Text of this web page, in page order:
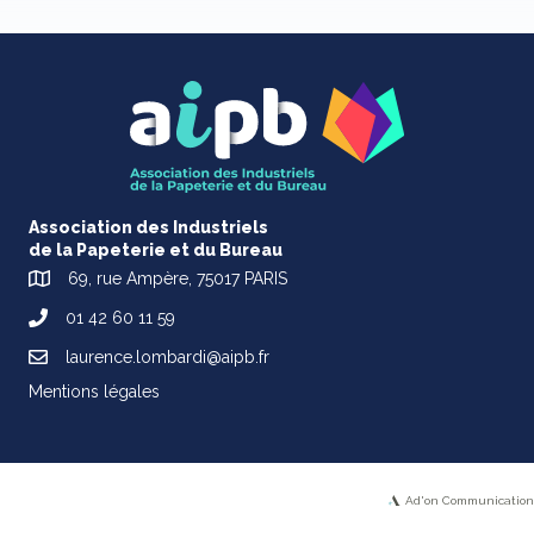
Association des Industriels
de la Papeterie et du Bureau
69, rue Ampère, 75017 PARIS
01 42 60 11 59
laurence.lombardi@aipb.fr
Mentions légales
Ad'on Communication